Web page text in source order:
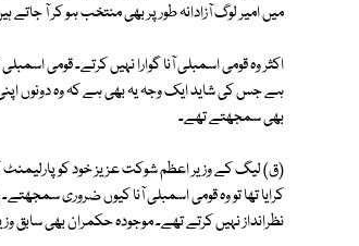
میں امیر لوگ آزادانہ طور پر بھی منتخب ہو کر آ
اکثر وہ قومی اسمبلی آنا گوارا نہیں کرتے۔ قومی
ہے جس کی شاید ایک وجہ یہ بھی ہے کہ وہ دونوں اپنی
بھی سمجھتے تھے۔
(ق) لیگ کے وزیر اعظم شوکت عزیز خود کو
کرایا تھا تو وہ قومی اسمبلی آنا کیوں ضروری
نظرانداز نہیں کرتے تھے۔ موجودہ حکمران بھی